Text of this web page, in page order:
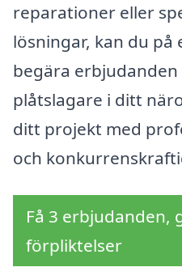
reparationer eller
lösningar, kan du
begära
plåtslagare i ditt
ditt projekt med
och
Få 3 erbjudanden,
förpliktelser